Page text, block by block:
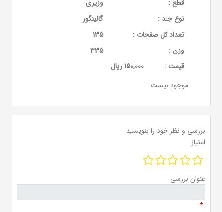
قطع :
وزیری
نوع جلد :
گالینگور
تعداد کل صفحات :
135
وزن :
335
قيمت :
150,000 ریال
موجود نیست
بررسی و نظر خود را بنویسید
امتیاز
عنوان بررسی
*